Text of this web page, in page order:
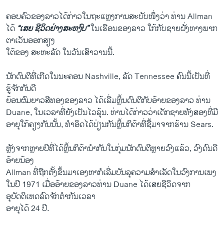
ຄອບຄົວຂອງລາວໄດ້ກ່າວໃນຖະແຫຼງການສະບັບໜຶ່ງວ່າ ທ່ານ Allman
ໄດ້ “ເສຍ ຊີວິດຢ່າງສະຫງົບ”ໃນເຮືອນຂອງລາວ ໃກ້ກັບຊາຍຝັ່ງທາງພາກ
ຕາເວັນອອກສຽງ
ໃຕ້ຂອງ ສະຫະລັດ ໃນວັນເສົາວານນີ້.
ນັກດົນຕີທີ່ເກີດໃນນະຄອນ Nashville, ລັດ Tennessee ຄົນນີ້ເປັນທີ່
ຮູ້ຈັກກັນດີ
ຍ້ອນຜົມຍາວສີທອງຂອງລາວ ໄດ້ເລີ່ມຫຼິ້ນດົນຕີກັບອ້າຍຂອງລາວ ທ່ານ
Duane, ໃນເວລາທີ່ຍັງເປັນໄວລຸ້ນ. ທ່ານໄດ້ກ່າວວ່າເດັກຊາຍທັງສອງທີ່ມີ
ອາຍຸໃກ້ຄຽງກັນນັ້ນ, ທຳອິດໄດ້ປ່ຽນກັນຫຼິ້ນກິຕ້າທີ່ຊື້ມາຈາກຮ້ານ Sears.
ຫຼັງຈາກຫຼາຍປີທີ່ໄດ້ຫຼິ້ນກິຕ້ານຳກັນໃນກຸ່ມນັກດົນຕີຫຼາຍວົງແລ້ວ, ວົງດົນດີ
ອ້າຍນ້ອງ
Allman ທີ່ຖືກຕັ້ງຂຶ້ນມາເອງຫາກໍເລີ່ມບັນລຸຄວາມສຳເລັດໃນວົງການເພງ
ໃນປີ 1971 ເມື່ອອ້າຍຂອງລາວທ່ານ Duane ໄດ້ເສຍຊີວິດຈາກ
ອຸບັດຕິເຫດລົດຈັກຕຳກັນເວລາ
ອາຍຸໄດ້ 24 ປີ.